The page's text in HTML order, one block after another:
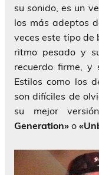
su sonido, es un
los más adeptos
veces este tipo de
ritmo pesado y
recuerdo firme, y
Estilos como los
son difíciles de
su mejor
Generation» o